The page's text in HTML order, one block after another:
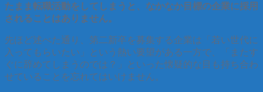
たまま転職活動をしてしまうと、なかなか目標の企業に採用
されることはありません。
先ほど述べた通り、第二新卒を募集する企業は「若い世代に
入ってもらいたい」という熱い要望がある一方で、「またす
ぐに辞めてしまうのでは？」といった懐疑的な目も持ち合わ
せていることを忘れてはいけません。